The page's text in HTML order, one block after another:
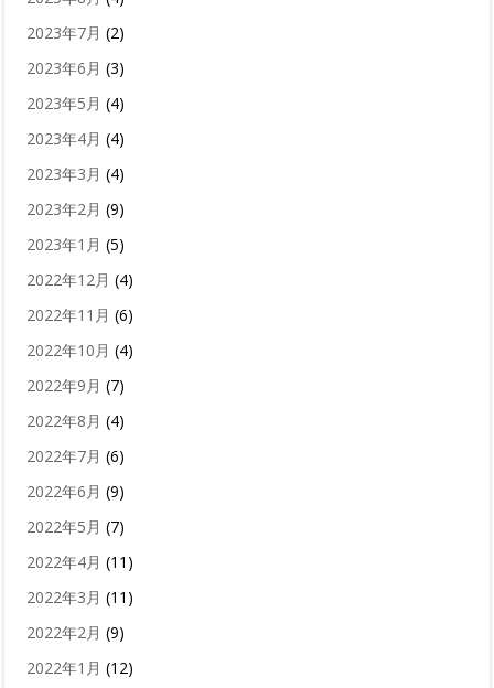
2023年7月 (2)
2023年6月 (3)
2023年5月 (4)
2023年4月 (4)
2023年3月 (4)
2023年2月 (9)
2023年1月 (5)
2022年12月 (4)
2022年11月 (6)
2022年10月 (4)
2022年9月 (7)
2022年8月 (4)
2022年7月 (6)
2022年6月 (9)
2022年5月 (7)
2022年4月 (11)
2022年3月 (11)
2022年2月 (9)
2022年1月 (12)